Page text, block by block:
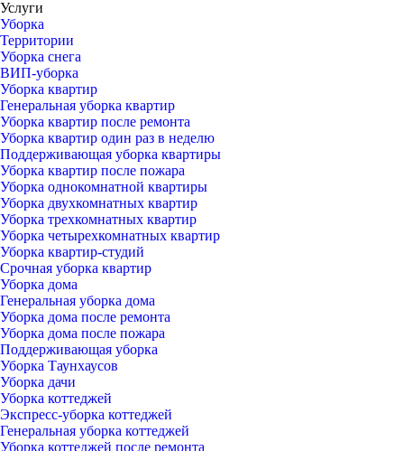
Услуги
Уборка
Территории
Уборка снега
ВИП-уборка
Уборка квартир
Генеральная уборка квартир
Уборка квартир после ремонта
Уборка квартир один раз в неделю
Поддерживающая уборка квартиры
Уборка квартир после пожара
Уборка однокомнатной квартиры
Уборка двухкомнатных квартир
Уборка трехкомнатных квартир
Уборка четырехкомнатных квартир
Уборка квартир-студий
Срочная уборка квартир
Уборка дома
Генеральная уборка дома
Уборка дома после ремонта
Уборка дома после пожара
Поддерживающая уборка
Уборка Таунхаусов
Уборка дачи
Уборка коттеджей
Экспресс-уборка коттеджей
Генеральная уборка коттеджей
Уборка коттеджей после ремонта